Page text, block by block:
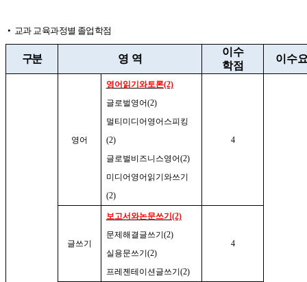
• 교과 교육과정별 졸업학점
구분 영 역
이수
학점
이수
영어
영어읽기와토론(2)
글로벌영어(2)
멀티미디어영어스피킹
(2)
글로벌비즈니스영어(2)
미디어영어읽기와쓰기
(2)
4
글쓰기
보고서와논문쓰기(2)
문제해결글쓰기(2)
실용문쓰기(2)
프레젠테이션글쓰기(2)
4